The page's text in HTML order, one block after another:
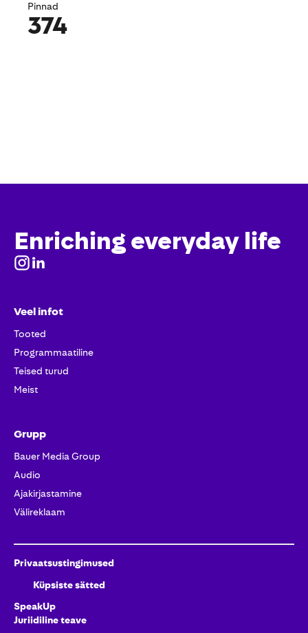
Pinnad
374
Enriching everyday life
Veel infot
Tooted
Programmaatiline
Teised turud
Meist
Grupp
Bauer Media Group
Audio
Ajakirjastamine
Välireklaam
Privaatsustingimused
Küpsiste sätted
SpeakUp
Juriidiline teave